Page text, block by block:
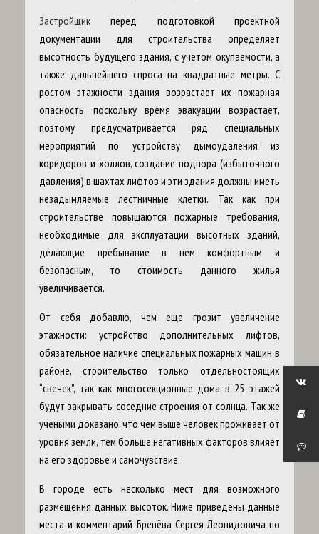
Застройщик перед подготовкой проектной
документации для строительства определяет
высотность будущего здания, с учетом окупаемости, а
также дальнейшего спроса на квадратные метры. С
ростом этажности здания возрастает их пожарная
опасность, поскольку время эвакуации возрастает,
поэтому предусматривается ряд специальных
мероприятий по устройству дымоудаления из
коридоров и холлов, создание подпора (избыточного
давления) в шахтах лифтов и эти здания должны иметь
незадымляемые лестничные клетки. Так как при
строительстве повышаются пожарные требования,
необходимые для эксплуатации высотных зданий,
делающие пребывание в нем комфортным и
безопасным, то стоимость данного жилья
увеличивается.
От себя добавлю, чем еще грозит увеличение
этажности: устройство дополнительных лифтов,
обязательное наличие специальных пожарных машин в
районе, строительство только отдельностоящих
“свечек”, так как многосекционные дома в 25 этажей
будут закрывать соседние строения от солнца. Так же
учеными доказано, что чем выше человек проживает от
уровня земли, тем больше негативных факторов влияет
на его здоровье и самочувствие.
В городе есть несколько мест для возможного
размещения данных высоток. Ниже приведены данные
места и комментарий Бренёва Сергея Леонидовича по